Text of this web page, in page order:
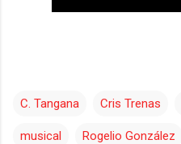
C. Tangana Cris Trenas
musical Rogelio González